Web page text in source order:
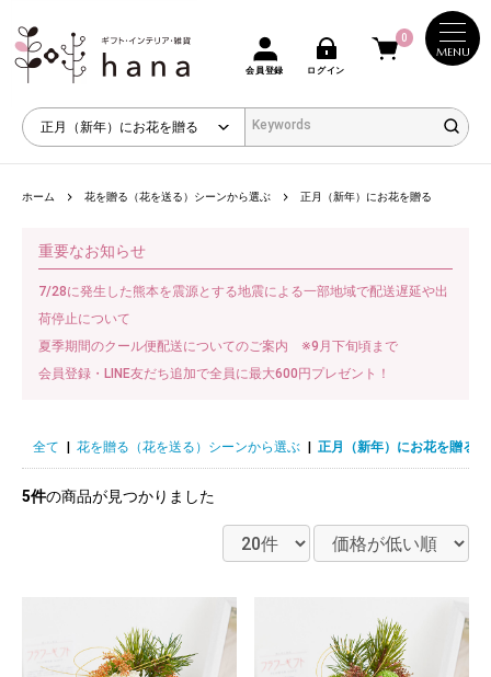
MENU
会員登録 ログイン
0
ホーム 花を贈る（花を送る）シーンから選ぶ 正月（新年）にお花を贈る
重要なお知らせ
7/28に発生した熊本を震源とする地震による一部地域で配送遅延や出
荷停止について
夏季期間のクール便配送についてのご案内 ※9月下旬頃まで
会員登録・LINE友だち追加で全員に最大600円プレゼント！
全て 花を贈る（花を送る）シーンから選ぶ 正月（新年）にお花を贈る
5件の商品が見つかりました